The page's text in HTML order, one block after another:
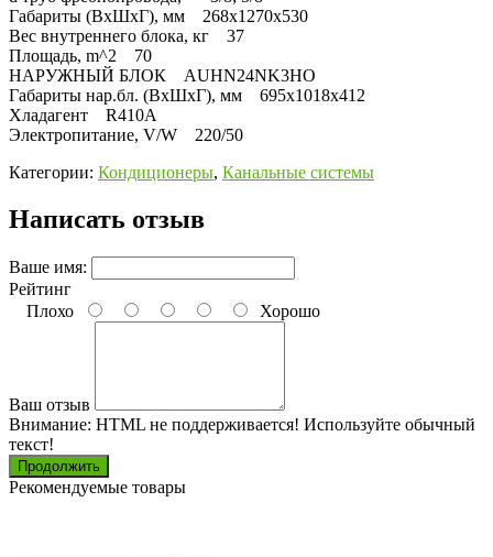
Габариты (ВхШхГ), мм 268х1270х530
Вес внутреннего блока, кг 37
Площадь, m^2 70
НАРУЖНЫЙ БЛОК AUHN24NK3HO
Габариты нар.бл. (ВхШхГ), мм 695х1018х412
Хладагент R410A
Электропитание, V/W 220/50
Категории: Кондиционеры, Канальные системы
Написать отзыв
Ваше имя:
Рейтинг
Плохо
Хорошо
Ваш отзыв
Внимание: HTML не поддерживается! Используйте обычный
текст!
Продолжить
Рекомендуемые товары